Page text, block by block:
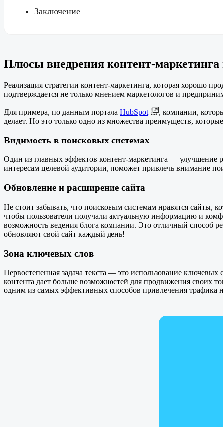
Заключение
Плюсы внедрения контент-маркетинга
Реализация стратегии контент-маркетинга, которая хорошо
подтверждается не только мнением маркетологов и
Для примера, по данным портала HubSpot
, компании,
делает. Но это только одно из множества преимуществ,
Видимость в поисковых системах
Один из главных эффектов контент-маркетинга — улучшение
интересам целевой аудитории, поможет привлечь внимание
Обновление и расширение сайта
Не стоит забывать, что поисковым системам нравятся сайты,
чтобы пользователи получали актуальную информацию и
возможность ведения блога компании. Это отличный способ
обновляют свой сайт каждый день!
Зона ключевых слов
Первостепенная задача текста — это использование
контента дает больше возможностей для продвижения своих
одним из самых эффективных способов привлечения трафика